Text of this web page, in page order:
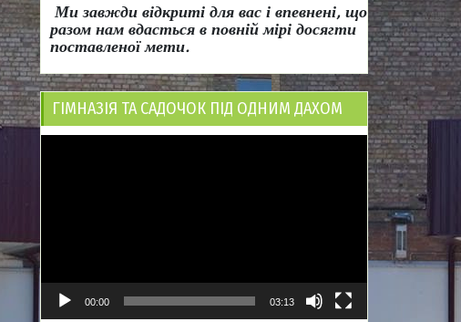
Ми завжди відкриті для вас і впевнені, що
разом нам вдасться в повній мірі досягти
поставленої мети.
ГІМНАЗІЯ ТА САДОЧОК ПІД ОДНИМ ДАХОМ
00:00 03:13